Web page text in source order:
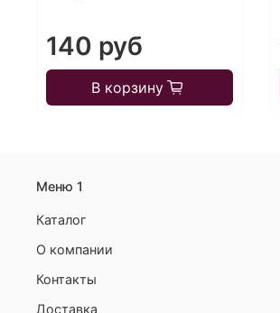
140 руб
В корзину
Меню 1
Каталог
О компании
Контакты
Доставка